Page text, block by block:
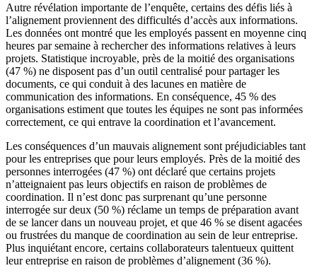
Autre révélation importante de l’enquête, certains des défis liés à
l’alignement proviennent des difficultés d’accès aux informations.
Les données ont montré que les employés passent en moyenne cinq
heures par semaine à rechercher des informations relatives à leurs
projets. Statistique incroyable, près de la moitié des organisations
(47 %) ne disposent pas d’un outil centralisé pour partager les
documents, ce qui conduit à des lacunes en matière de
communication des informations. En conséquence, 45 % des
organisations estiment que toutes les équipes ne sont pas informées
correctement, ce qui entrave la coordination et l’avancement.
Les conséquences d’un mauvais alignement sont préjudiciables tant
pour les entreprises que pour leurs employés. Près de la moitié des
personnes interrogées (47 %) ont déclaré que certains projets
n’atteignaient pas leurs objectifs en raison de problèmes de
coordination. Il n’est donc pas surprenant qu’une personne
interrogée sur deux (50 %) réclame un temps de préparation avant
de se lancer dans un nouveau projet, et que 46 % se disent agacées
ou frustrées du manque de coordination au sein de leur entreprise.
Plus inquiétant encore, certains collaborateurs talentueux quittent
leur entreprise en raison de problèmes d’alignement (36 %).